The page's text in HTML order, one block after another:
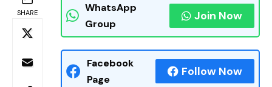
SHARE
WhatsApp
Group
Join Now
Facebook
Page
Follow Now